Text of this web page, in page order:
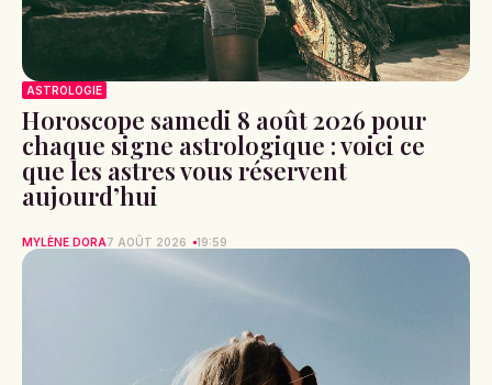
ASTROLOGIE
Horoscope samedi 8 août 2026 pour
chaque signe astrologique : voici ce
que les astres vous réservent
aujourd’hui
MYLÈNE DORA7 AOÛT 2026 19:59